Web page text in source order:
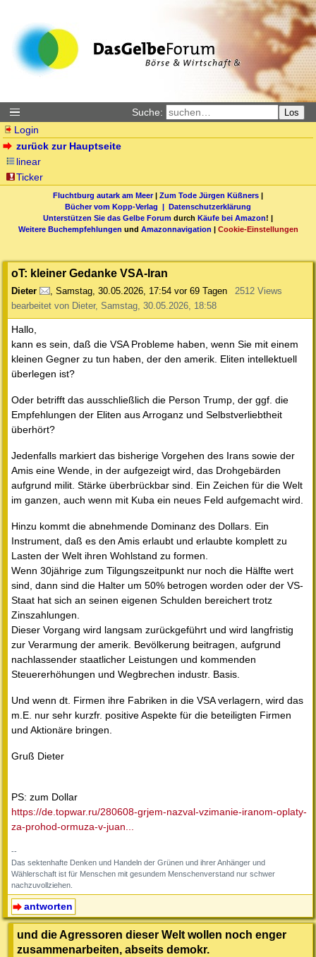
Suche: Los
Login
zurück zur Hauptseite
linear
Ticker
Fluchtburg autark am Meer| Zum Tode Jürgen Küßners |
Bücher vom Kopp-Verlag | Datenschutzerklärung
Unterstützen Sie das Gelbe Forum durch Käufe bei Amazon! |
Weitere Buchempfehlungen und Amazonnavigation | Cookie-Einstellungen
oT: kleiner Gedanke VSA-Iran
Dieter , Samstag, 30.05.2026, 17:54 vor 69 Tagen
2512 Views
bearbeitet von Dieter, Samstag, 30.05.2026, 18:58
Hallo,
kann es sein, daß die VSA Probleme haben, wenn Sie mit einem
kleinen Gegner zu tun haben, der den amerik. Eliten intellektuell
überlegen ist?
Oder betrifft das ausschließlich die Person Trump, der ggf. die
Empfehlungen der Eliten aus Arroganz und Selbstverliebtheit
überhört?
Jedenfalls markiert das bisherige Vorgehen des Irans sowie der
Amis eine Wende, in der aufgezeigt wird, das Drohgebärden
aufgrund milit. Stärke überbrückbar sind. Ein Zeichen für die Welt
im ganzen, auch wenn mit Kuba ein neues Feld aufgemacht wird.
Hinzu kommt die abnehmende Dominanz des Dollars. Ein
Instrument, daß es den Amis erlaubt und erlaubte komplett zu
Lasten der Welt ihren Wohlstand zu formen.
Wenn 30jährige zum Tilgungszeitpunkt nur noch die Hälfte wert
sind, dann sind die Halter um 50% betrogen worden oder der VS-
Staat hat sich an seinen eigenen Schulden bereichert trotz
Zinszahlungen.
Dieser Vorgang wird langsam zurückgeführt und wird langfristig
zur Verarmung der amerik. Bevölkerung beitragen, aufgrund
nachlassender staatlicher Leistungen und kommenden
Steuererhöhungen und Wegbrechen industr. Basis.
Und wenn dt. Firmen ihre Fabriken in die VSA verlagern, wird das
m.E. nur sehr kurzfr. positive Aspekte für die beteiligten Firmen
und Aktionäre bringen.
Gruß Dieter
PS: zum Dollar
https://de.topwar.ru/280608-grjem-nazval-vzimanie-iranom-oplaty-
za-prohod-ormuza-v-juan...
--
Das sektenhafte Denken und Handeln der Grünen und ihrer Anhänger und
Wählerschaft ist für Menschen mit gesundem Menschenverstand nur schwer
nachzuvollziehen.
antworten
und die Agressoren dieser Welt wollen noch enger
zusammenarbeiten, abseits demokr.